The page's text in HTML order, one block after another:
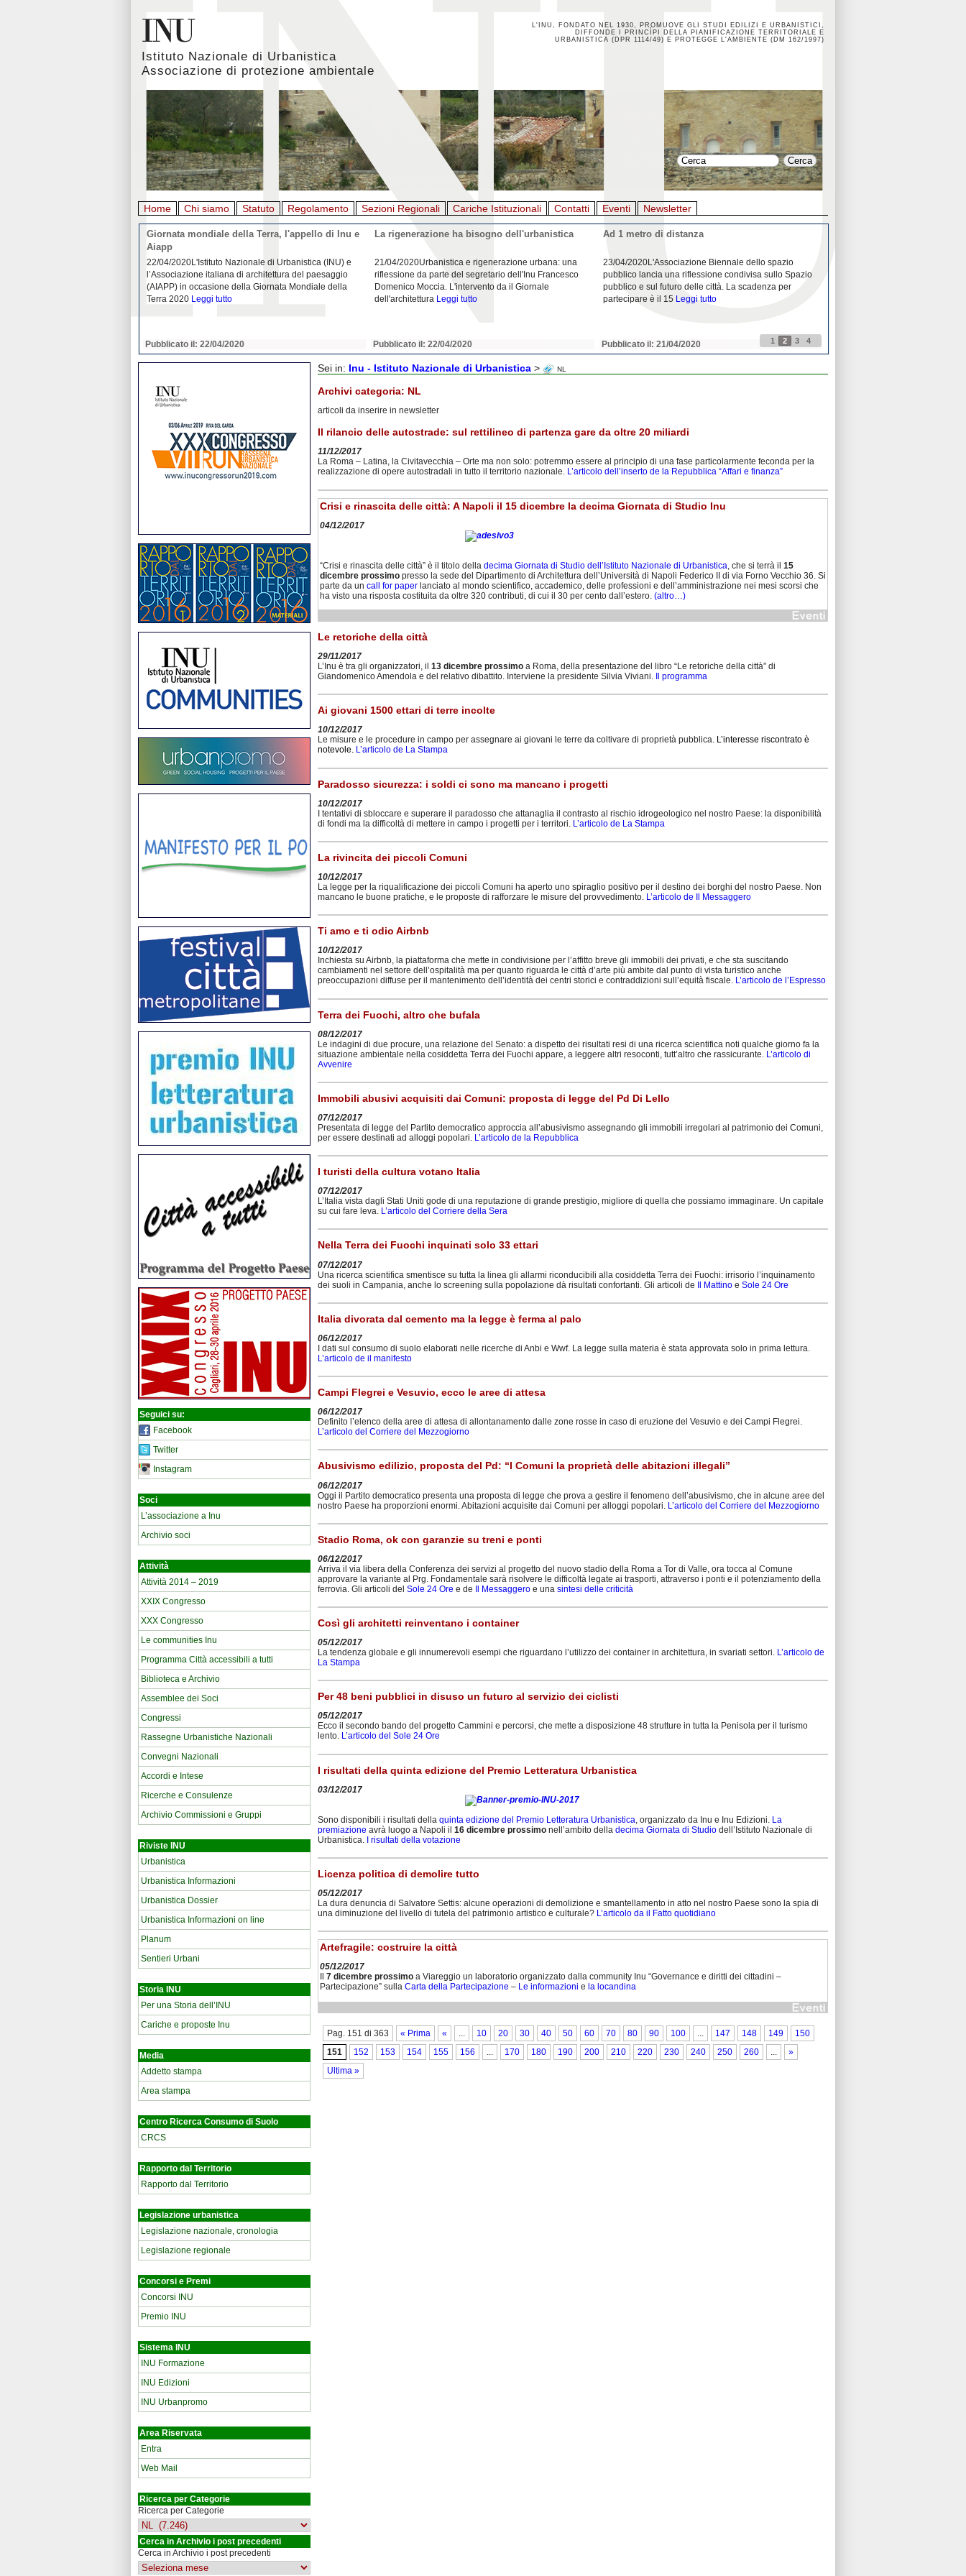
Istituto Nazionale di Urbanistica
Associazione di protezione ambientale
L'INU, FONDATO NEL 1930, PROMUOVE GLI STUDI EDILIZI E URBANISTICI,
DIFFONDE I PRINCÌPI DELLA PIANIFICAZIONE TERRITORIALE E
URBANISTICA (DPR 1114/49) E PROTEGGE L'AMBIENTE (DM 162/1997)
Home Chi siamo Statuto Regolamento Sezioni Regionali Cariche Istituzionali Contatti Eventi Newsletter
Giornata mondiale della Terra, l'appello di Inu e
Aiapp
22/04/2020L'Istituto Nazionale di Urbanistica (INU) e
l’Associazione italiana di architettura del paesaggio
(AIAPP) in occasione della Giornata Mondiale della
Terra 2020 Leggi tutto
Pubblicato il: 22/04/2020
La rigenerazione ha bisogno dell'urbanistica
21/04/2020Urbanistica e rigenerazione urbana: una
riflessione da parte del segretario dell'Inu Francesco
Domenico Moccia. L'intervento da il Giornale
dell'architettura Leggi tutto
Pubblicato il: 22/04/2020
Ad 1 metro di distanza
23/04/2020L'Associazione Biennale dello spazio
pubblico lancia una riflessione condivisa sullo Spazio
pubblico e sul futuro delle città. La scadenza per
partecipare è il 15 Leggi tutto
Pubblicato il: 21/04/2020 1 2 3 4
Seguici su:
Facebook
Twitter
Instagram
Soci
L’associazione a Inu
Archivio soci
Attività
Attività 2014 – 2019
XXIX Congresso
XXX Congresso
Le communities Inu
Programma Città accessibili a tutti
Biblioteca e Archivio
Assemblee dei Soci
Congressi
Rassegne Urbanistiche Nazionali
Convegni Nazionali
Accordi e Intese
Ricerche e Consulenze
Archivio Commissioni e Gruppi
Riviste INU
Urbanistica
Urbanistica Informazioni
Urbanistica Dossier
Urbanistica Informazioni on line
Planum
Sentieri Urbani
Storia INU
Per una Storia dell’INU
Cariche e proposte Inu
Media
Addetto stampa
Area stampa
Centro Ricerca Consumo di Suolo
CRCS
Rapporto dal Territorio
Rapporto dal Territorio
Legislazione urbanistica
Legislazione nazionale, cronologia
Legislazione regionale
Concorsi e Premi
Concorsi INU
Premio INU
Sistema INU
INU Formazione
INU Edizioni
INU Urbanpromo
Area Riservata
Entra
Web Mail
Ricerca per Categorie
Ricerca per Categorie
Cerca in Archivio i post precedenti
Cerca in Archivio i post precedenti
Sei in: Inu - Istituto Nazionale di Urbanistica > NL
Archivi categoria: NL
articoli da inserire in newsletter
Il rilancio delle autostrade: sul rettilineo di partenza gare da oltre 20 miliardi
11/12/2017
La Roma – Latina, la Civitavecchia – Orte ma non solo: potremmo essere al principio di una fase particolarmente feconda per la
realizzazione di opere autostradali in tutto il territorio nazionale. L’articolo dell’inserto de la Repubblica “Affari e finanza”
Crisi e rinascita delle città: A Napoli il 15 dicembre la decima Giornata di Studio Inu
04/12/2017
“Crisi e rinascita delle città” è il titolo della decima Giornata di Studio dell’Istituto Nazionale di Urbanistica , che si terrà il 15
dicembre prossimo presso la sede del Dipartimento di Architettura dell’Università di Napoli Federico II di via Forno Vecchio 36. Si
parte da un call for paper lanciato al mondo scientifico, accademico, delle professioni e dell’amministrazione nei mesi scorsi che
ha visto una risposta costituita da oltre 320 contributi, di cui il 30 per cento dall’estero. (altro…)
Le retoriche della città
29/11/2017
L’Inu è tra gli organizzatori, il 13 dicembre prossimo a Roma, della presentazione del libro “Le retoriche della città” di
Giandomenico Amendola e del relativo dibattito. Interviene la presidente Silvia Viviani.
Il programma
Ai giovani 1500 ettari di terre incolte
10/12/2017
Le misure e le procedure in campo per assegnare ai giovani le terre da coltivare di proprietà pubblica. L’interesse riscontrato è
notevole. L’articolo de La Stampa
Paradosso sicurezza: i soldi ci sono ma mancano i progetti
10/12/2017
I tentativi di sbloccare e superare il paradosso che attanaglia il contrasto al rischio idrogeologico nel nostro Paese: la disponibilità
di fondi ma la difficoltà di mettere in campo i progetti per i territori. L’articolo de La Stampa
La rivincita dei piccoli Comuni
10/12/2017
La legge per la riqualificazione dei piccoli Comuni ha aperto uno spiraglio positivo per il destino dei borghi del nostro Paese. Non
mancano le buone pratiche, e le proposte di rafforzare le misure del provvedimento. L’articolo de Il Messaggero
Ti amo e ti odio Airbnb
10/12/2017
Inchiesta su Airbnb, la piattaforma che mette in condivisione per l’affitto breve gli immobili dei privati, e che sta suscitando
cambiamenti nel settore dell’ospitalità ma per quanto riguarda le città d’arte più ambite dal punto di vista turistico anche
preoccupazioni diffuse per il mantenimento dell’identità dei centri storici e contraddizioni sull’equità fiscale. L’articolo de l’Espresso
Terra dei Fuochi, altro che bufala
08/12/2017
Le indagini di due procure, una relazione del Senato: a dispetto dei risultati resi di una ricerca scientifica noti qualche giorno fa la
situazione ambientale nella cosiddetta Terra dei Fuochi appare, a leggere altri resoconti, tutt’altro che rassicurante. L’articolo di
Avvenire
Immobili abusivi acquisiti dai Comuni: proposta di legge del Pd Di Lello
07/12/2017
Presentata di legge del Partito democratico approccia all’abusivismo assegnando gli immobili irregolari al patrimonio dei Comuni,
per essere destinati ad alloggi popolari. L’articolo de la Repubblica
I turisti della cultura votano Italia
07/12/2017
L’Italia vista dagli Stati Uniti gode di una reputazione di grande prestigio, migliore di quella che possiamo immaginare. Un capitale
su cui fare leva. L’articolo del Corriere della Sera
Nella Terra dei Fuochi inquinati solo 33 ettari
07/12/2017
Una ricerca scientifica smentisce su tutta la linea gli allarmi riconducibili alla cosiddetta Terra dei Fuochi: irrisorio l’inquinamento
dei suoli in Campania, anche lo screening sulla popolazione dà risultati confortanti. Gli articoli de Il Mattino e Sole 24 Ore
Italia divorata dal cemento ma la legge è ferma al palo
06/12/2017
I dati sul consumo di suolo elaborati nelle ricerche di Anbi e Wwf. La legge sulla materia è stata approvata solo in prima lettura.
L’articolo de il manifesto
Campi Flegrei e Vesuvio, ecco le aree di attesa
06/12/2017
Definito l’elenco della aree di attesa di allontanamento dalle zone rosse in caso di eruzione del Vesuvio e dei Campi Flegrei.
L’articolo del Corriere del Mezzogiorno
Abusivismo edilizio, proposta del Pd: “I Comuni la proprietà delle abitazioni illegali”
06/12/2017
Oggi il Partito democratico presenta una proposta di legge che prova a gestire il fenomeno dell’abusivismo, che in alcune aree del
nostro Paese ha proporzioni enormi. Abitazioni acquisite dai Comuni per alloggi popolari. L’articolo del Corriere del Mezzogiorno
Stadio Roma, ok con garanzie su treni e ponti
06/12/2017
Arriva il via libera della Conferenza dei servizi al progetto del nuovo stadio della Roma a Tor di Valle, ora tocca al Comune
approvare la variante al Prg. Fondamentale sarà risolvere le difficoltà legate ai trasporti, attraverso i ponti e il potenziamento della
ferrovia. Gli articoli del Sole 24 Ore e de Il Messaggero e una sintesi delle criticità
Così gli architetti reinventano i container
05/12/2017
La tendenza globale e gli innumerevoli esempi che riguardano l’utilizzo dei container in architettura, in svariati settori. L’articolo de
La Stampa
Per 48 beni pubblici in disuso un futuro al servizio dei ciclisti
05/12/2017
Ecco il secondo bando del progetto Cammini e percorsi, che mette a disposizione 48 strutture in tutta la Penisola per il turismo
lento. L’articolo del Sole 24 Ore
I risultati della quinta edizione del Premio Letteratura Urbanistica
03/12/2017
Sono disponibili i risultati della quinta edizione del Premio Letteratura Urbanistica , organizzato da Inu e Inu Edizioni. La
premiazione avrà luogo a Napoli il 16 dicembre prossimo nell’ambito della decima Giornata di Studio dell’Istituto Nazionale di
Urbanistica. I risultati della votazione
Licenza politica di demolire tutto
05/12/2017
La dura denuncia di Salvatore Settis: alcune operazioni di demolizione e smantellamento in atto nel nostro Paese sono la spia di
una diminuzione del livello di tutela del patrimonio artistico e culturale? L’articolo da il Fatto quotidiano
Artefragile: costruire la città
05/12/2017
7 dicembre prossimo a Viareggio un laboratorio organizzato dalla community Inu “Governance e diritti dei cittadini –
Partecipazione” sulla Carta della Partecipazione – Le informazioni e la locandina
Pag. 151 di 363 « Prima « 10 20 30 40 50 60 70 80 90 100 147 148 149
150
151
152 153 154 155 156 170 180 190 200 210 220 230 240 250 260
»
Ultima »